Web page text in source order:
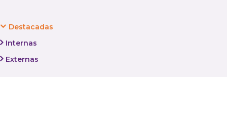
Destacadas
Internas
Externas